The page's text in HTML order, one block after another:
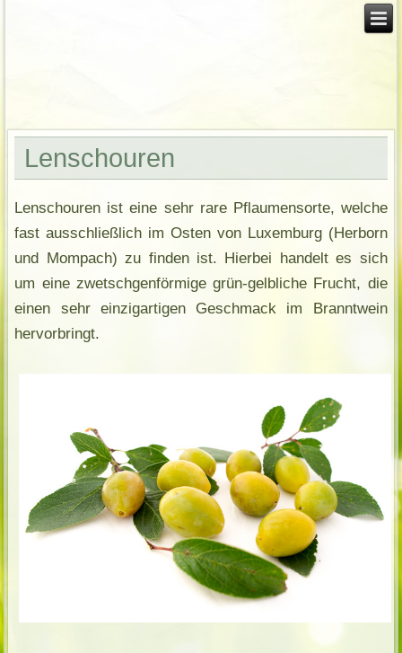
Lenschouren
Lenschouren ist eine sehr rare Pflaumensorte, welche
fast ausschließlich im Osten von Luxemburg (Herborn
und Mompach) zu finden ist. Hierbei handelt es sich
um eine zwetschgenförmige grün-gelbliche Frucht, die
einen sehr einzigartigen Geschmack im Branntwein
hervorbringt.